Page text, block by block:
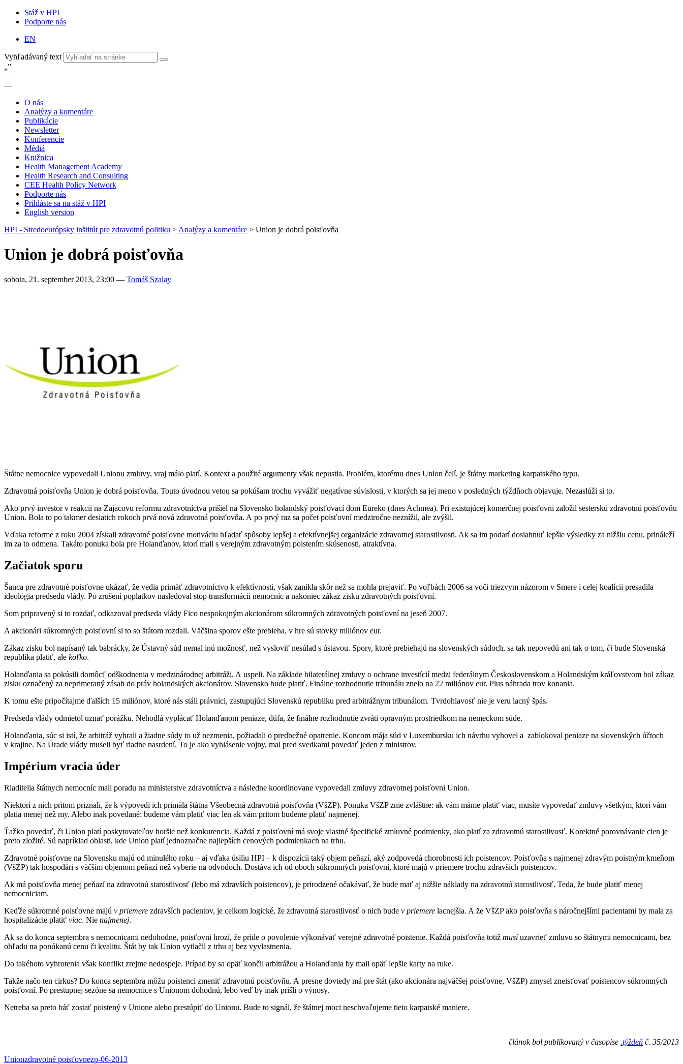
Stáž v HPI
Podporte nás
EN
Vyhľadávaný text
„”
—
—
O nás
Analýzy a komentáre
Publikácie
Newsletter
Konferencie
Médiá
Knižnica
Health Management Academy
Health Research and Consulting
CEE Health Policy Network
Podporte nás
Prihláste sa na stáž v HPI
English version
HPI - Stredoeurópsky inštitút pre zdravotnú politiku > Analýzy a komentáre > Union je dobrá poisťovňa
Union je dobrá poisťovňa
sobota, 21. september 2013, 23:00 — Tomáš Szalay
Štátne nemocnice vypovedali Unionu zmluvy, vraj málo platí. Kontext a použité argumenty však nepustia. Problém, ktorému dnes Union čelí, je štátny marketing karpatského typu.
Zdravotná poisťovňa Union je dobrá poisťovňa. Touto úvodnou vetou sa pokúšam trochu vyvážiť negatívne súvislosti, v ktorých sa jej meno v posledných týždňoch objavuje. Nezaslúži si to.
Ako prvý investor v reakcii na Zajacovu reformu zdravotníctva prišiel na Slovensko holandský poisťovací dom Eureko (dnes Achmea). Pri existujúcej komerčnej poisťovni založil sesterskú zdravotnú poisťovňu
Union. Bola to po takmer desiatich rokoch prvá nová zdravotná poisťovňa. A po prvý raz sa počet poisťovní medziročne neznížil, ale zvýšil.
Vďaka reforme z roku 2004 získali zdravotné poisťovne motiváciu hľadať spôsoby lepšej a efektívnejšej organizácie zdravotnej starostlivosti. Ak sa im podarí dosiahnuť lepšie výsledky za nižšiu cenu, prináleží
im za to odmena. Takáto ponuka bola pre Holanďanov, ktorí mali s verejným zdravotným poistením skúsenosti, atraktívna.
Začiatok sporu
Šanca pre zdravotné poisťovne ukázať, že vedia primäť zdravotníctvo k efektívnosti, však zanikla skôr než sa mohla prejaviť. Po voľbách 2006 sa voči triezvym názorom v Smere i celej koalícii presadila
ideológia predsedu vlády. Po zrušení poplatkov nasledoval stop transformácii nemocníc a nakoniec zákaz zisku zdravotných poisťovní.
Som pripravený si to rozdať, odkazoval predseda vlády Fico nespokojným akcionárom súkromných zdravotných poisťovní na jeseň 2007.
A akcionári súkromných poisťovní si to so štátom rozdali. Väčšina sporov ešte prebieha, v hre sú stovky miliónov eur.
Zákaz zisku bol napísaný tak babrácky, že Ústavný súd nemal inú možnosť, než vysloviť nesúlad s ústavou. Spory, ktoré prebiehajú na slovenských súdoch, sa tak nepovedú ani tak o tom, či bude Slovenská
republika platiť, ale koľko.
Holanďania sa pokúsili domôcť odškodnenia v medzinárodnej arbitráži. A uspeli. Na základe bilaterálnej zmluvy o ochrane investícií medzi federálnym Československom a Holandským kráľovstvom bol zákaz
zisku označený za neprimeraný zásah do práv holandských akcionárov. Slovensko bude platiť. Finálne rozhodnutie tribunálu znelo na 22 miliónov eur. Plus náhrada trov konania.
K tomu ešte pripočítajme ďalších 15 miliónov, ktoré nás stáli právnici, zastupujúci Slovenskú republiku pred arbitrážnym tribunálom. Tvrdohlavosť nie je veru lacný špás.
Predseda vlády odmietol uznať porážku. Nehodlá vyplácať Holanďanom peniaze, dúfa, že finálne rozhodnutie zvráti opravným prostriedkom na nemeckom súde.
Holanďania, súc si istí, že arbitráž vyhrali a žiadne súdy to už nezmenia, požiadali o predbežné opatrenie. Koncom mája súd v Luxembursku ich návrhu vyhovel a zablokoval peniaze na slovenských účtoch
v krajine. Na Úrade vlády museli byť riadne nasrdení. To je ako vyhlásenie vojny, mal pred svedkami povedať jeden z ministrov.
Impérium vracia úder
Riaditelia štátnych nemocníc mali poradu na ministerstve zdravotníctva a následne koordinovane vypovedali zmluvy zdravotnej poisťovni Union.
Niektorí z nich pritom priznali, že k výpovedi ich primäla štátna Všeobecná zdravotná poisťovňa (VšZP). Ponuka VšZP znie zvláštne: ak vám máme platiť viac, musíte vypovedať zmluvy všetkým, ktorí vám
platia menej než my. Alebo inak povedané: budeme vám platiť viac len ak vám pritom budeme platiť najmenej.
Ťažko povedať, či Union platí poskytovateľov horšie než konkurencia. Každá z poisťovní má svoje vlastné špecifické zmluvné podmienky, ako platí za zdravotnú starostlivosť. Korektné porovnávanie cien je
preto zložité. Sú napríklad oblasti, kde Union platí jednoznačne najlepších cenových podmienkach na trhu.
Zdravotné poisťovne na Slovensku majú od minulého roku – aj vďaka úsiliu HPI – k dispozícii taký objem peňazí, aký zodpovedá chorobnosti ich poistencov. Poisťovňa s najmenej zdravým poistným kmeňom
(VšZP) tak hospodári s väčším objemom peňazí než vyberie na odvodoch. Dostáva ich od oboch súkromných poisťovní, ktoré majú v priemere trochu zdravších poistencov.
Ak má poisťovňa menej peňazí na zdravotnú starostlivosť (lebo má zdravších poistencov), je prirodzené očakávať, že bude mať aj nižšie náklady na zdravotnú starostlivosť. Teda, že bude platiť menej
nemocniciam.
Keďže súkromné poisťovne majú v priemere zdravších pacientov, je celkom logické, že zdravotná starostlivosť o nich bude v priemere lacnejšia. A že VšZP ako poisťovňa s náročnejšími pacientami by mala za
hospitalizácie platiť viac. Nie najmenej.
Ak sa do konca septembra s nemocnicami nedohodne, poisťovni hrozí, že príde o povolenie výkonávať verejné zdravotné poistenie. Každá poisťovňa totiž musíuzavrieť zmluvu so štátnymi nemocnicami, bez
ohľadu na ponúkanú cenu či kvalitu. Štát by tak Union vytlačil z trhu aj bez vyvlastnenia.
Do takéhoto vyhrotenia však konflikt zrejme nedospeje. Prípad by sa opäť končil arbitrážou a Holanďania by mali opäť lepšie karty na ruke.
Takže načo ten cirkus? Do konca septembra môžu poistenci zmeniť zdravotnú poisťovňu. A presne dovtedy má pre štát (ako akcionára najväčšej poisťovne, VšZP) zmysel zneisťovať poistencov súkromných
poisťovní. Po prestupnej sezóne sa nemocnice s Unionom dohodnú, lebo veď by inak prišli o výnosy.
Netreba sa preto báť zostať poistený v Unione alebo prestúpiť do Unionu. Bude to signál, že štátnej moci neschvaľujeme tieto karpatské maniere.
článok bol publikovaný v časopise .týždeň č. 35/2013
Unionzdravotné poisťovnezp-06-2013